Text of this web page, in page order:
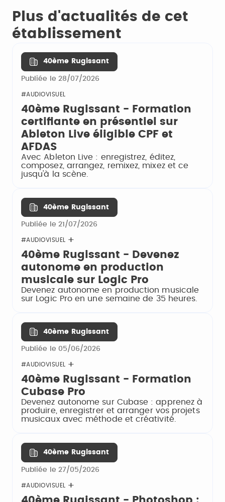
Plus d'actualités de cet
établissement
40ème Rugissant
Publiée le 28/07/2026
#AUDIOVISUEL
40ème Rugissant - Formation
certifiante en présentiel sur
Ableton Live éligible CPF et
AFDAS
Avec Ableton Live : enregistrez, éditez,
composez, arrangez, remixez, mixez et ce
jusqu'à la scène.
40ème Rugissant
Publiée le 21/07/2026
#AUDIOVISUEL
40ème Rugissant - Devenez
autonome en production
musicale sur Logic Pro
Devenez autonome en production musicale
sur Logic Pro en une semaine de 35 heures.
40ème Rugissant
Publiée le 05/06/2026
#AUDIOVISUEL
40ème Rugissant - Formation
Cubase Pro
Devenez autonome sur Cubase : apprenez à
produire, enregistrer et arranger vos projets
musicaux avec méthode et créativité.
40ème Rugissant
Publiée le 27/05/2026
#AUDIOVISUEL